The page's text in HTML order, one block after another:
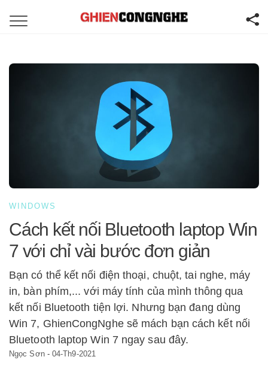
WINDOWS
Cách kết nối Bluetooth laptop Win
7 với chỉ vài bước đơn giản
Bạn có thể kết nối điện thoại, chuột, tai nghe, máy
in, bàn phím,... với máy tính của mình thông qua
kết nối Bluetooth tiện lợi. Nhưng bạn đang dùng
Win 7, GhienCongNghe sẽ mách bạn cách kết nối
Bluetooth laptop Win 7 ngay sau đây.
Ngọc Sơn- 04-Th9-2021